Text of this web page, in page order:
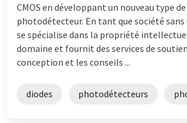
CMOS en développant un nouveau type de
photodétecteur. En tant que société
se spécialise dans la propriété
domaine et fournit des services de
conception et les conseils ...
diodes photodétecteurs